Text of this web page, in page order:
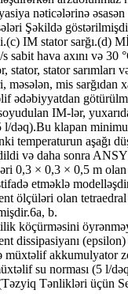
nəticələrinə
Şəkildə
IM stator sarğı.(d)
s sabit hava axını
stator, stator
mis
ədəbiyyatdan
IM-lər,
dəq).Bu klapan
temperaturun aşağı
və daha sonra
0,3 × 0,3 × 0,5 m
etməklə
ölçüləri olan
b.
köçürməsini
dissipasiyanı
akkumulyator
su norması (5 l/
Tənlikləri üçün